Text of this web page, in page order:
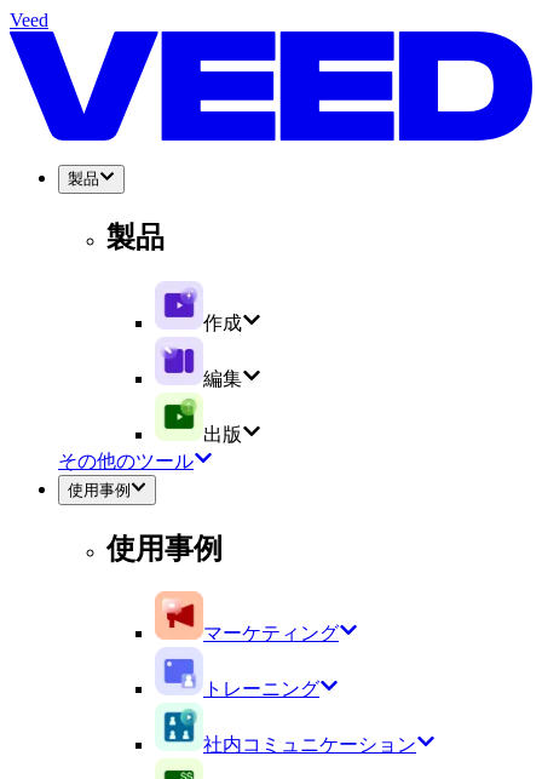
Veed
製品
製品
作成
編集
出版
その他のツール
使用事例
使用事例
マーケティング
トレーニング
社内コミュニケーション